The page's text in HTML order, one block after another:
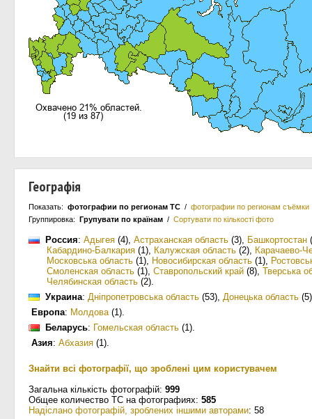
Географія
Показать: фотографии по регионам ТС / фотографии по регионам съёмки
Группировка: Групувати по країнам / Сортувати по кількості фото
Россия: Адыгея (4), Астраханская область (3), Башкортостан
Кабардино-Балкария (1), Калужская область (2), Карачаево-
Московська область (1), Новосибирская область (1),
Смоленская область (1), Ставропольский край (8), Тверська
Челябинская область (2).
Украина: Дніпропетровська область (53), Донецька область (5)
Европа: Молдова(1).
Беларусь: Гомельская область (1).
Азия: Абхазия (1).
Знайти всі фотографії, що зроблені цим користувачем
Загальна кількість фотографій: 999
Общее количество ТС на фотографиях: 585
Надіслано фотографій, зроблених іншими авторами: 58